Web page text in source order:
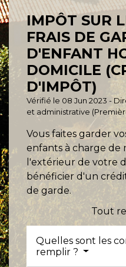
IMPÔT SUR
FRAIS DE
D'ENFANT
DOMICILE
D'IMPÔT)
Vérifié le 08 Jun 2023 -
et administrative
Vous faites garder
enfants à charge de
l'extérieur de votre
bénéficier d'un
de garde.
Tout
Quelles sont les
remplir ?